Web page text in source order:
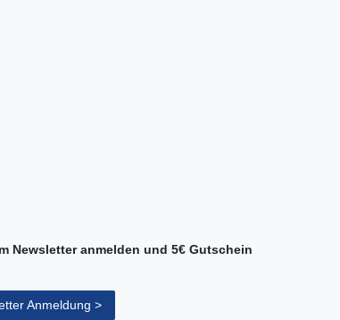
Newsletter anmelden und 5€ Gutschein
Anmeldung >